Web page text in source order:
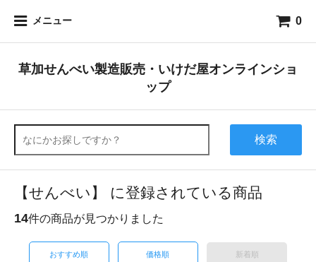
メニュー 0
草加せんべい製造販売・いけだ屋オンラインショ
ップ
検索
【せんべい】 に登録されている商品
14件の商品が見つかりました
おすすめ順 価格順 新着順